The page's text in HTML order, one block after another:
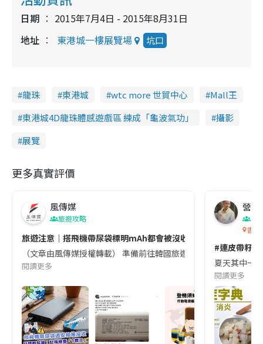
日期
2015年7月4日 - 2015年8月31日
地址
東港城一樓展覽場 坑口
龍珠 東港城 wtc more 世貿中心
Mall王
東港城4D龍珠體感遊戲區 練成「龜波氣功」
攝影
展覽
更多真實評價
風傳媒
旅遊攻略
旅遊注意｜搭飛機帶尿袋標明mAh都會被沒收😱出發前切記檢查
（文章由風傳媒授權轉載） 準備前往韓國旅遊的民眾，近期要
閱讀更多
營養
香港
#連皮帶籽
夏天其中一
閱讀更多